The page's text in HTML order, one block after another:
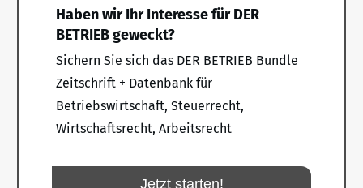
Haben wir Ihr Interesse für DER
BETRIEB geweckt?
Sichern Sie sich das DER BETRIEB Bundle
Zeitschrift + Datenbank für
Betriebswirtschaft, Steuerrecht,
Wirtschaftsrecht, Arbeitsrecht
Jetzt starten!